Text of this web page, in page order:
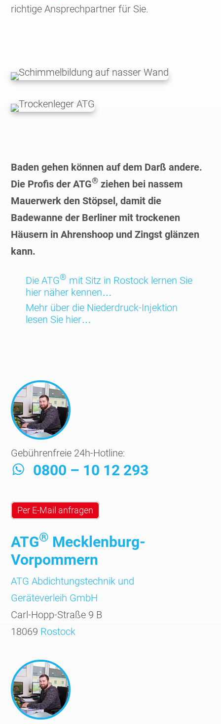
richtige Ansprech­partner für Sie.
Baden gehen können auf dem Darß andere.
Die Profis der ATG® ziehen bei nassem
Mauerwerk den Stöpsel, damit die
Badewanne der Berliner mit trockenen
Häusern in Ahrenshoop und Zingst glänzen
kann.
Die ATG® mit Sitz in Rostock lernen Sie
hier näher kennen…
Mehr über die Niederdruck-Injektion
lesen Sie hier…
Gebührenfreie 24h-Hotline:
0800 – 10 12 293
Per E-Mail anfragen
ATG® Mecklenburg-
Vorpommern
ATG Abdichtungs­technik und
Geräte­verleih GmbH
Carl-Hopp-Straße 9 B
18069 Rostock